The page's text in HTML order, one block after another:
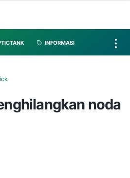
INFORMASI
noda